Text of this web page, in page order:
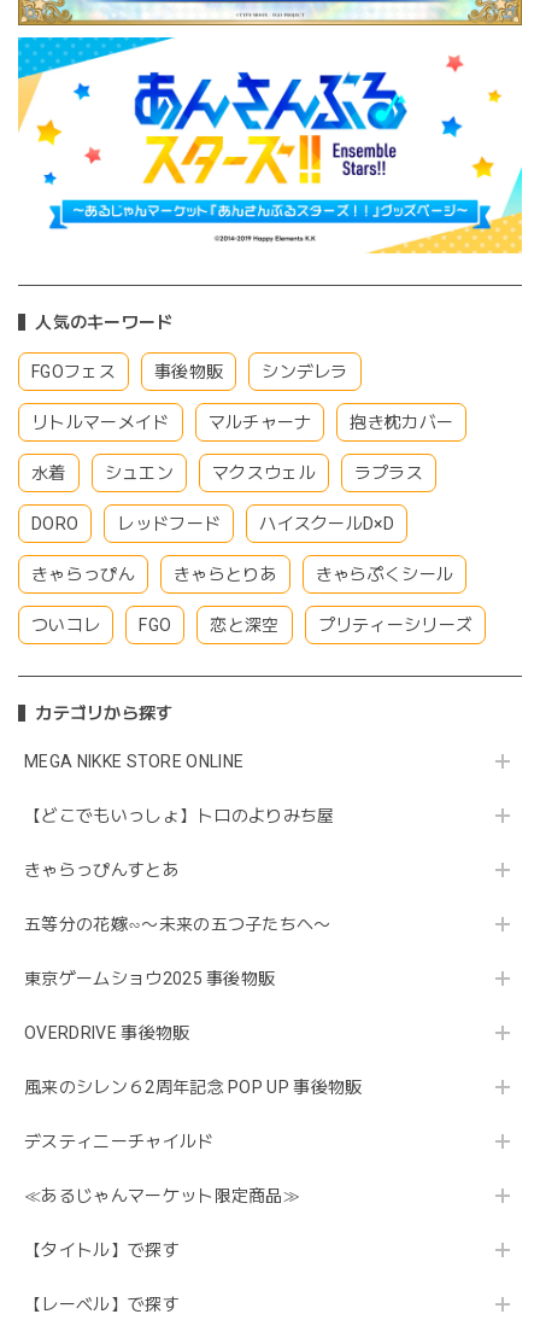
人気のキーワード
FGOフェス 事後物販 シンデレラ
リトルマーメイド マルチャーナ 抱き枕カバー
水着 シュエン マクスウェル ラプラス
DORO レッドフード ハイスクールD×D
きゃらっぴん きゃらとりあ きゃらぷくシール
ついコレ FGO 恋と深空 プリティーシリーズ
カテゴリから探す
MEGA NIKKE STORE ONLINE
【どこでもいっしょ】トロのよりみち屋
きゃらっぴんすとあ
五等分の花嫁∽〜未来の五つ子たちへ〜
東京ゲームショウ2025 事後物販
OVERDRIVE 事後物販
風来のシレン６2周年記念 POP UP 事後物販
デスティニーチャイルド
≪あるじゃんマーケット限定商品≫
【タイトル】で探す
【レーベル】で探す